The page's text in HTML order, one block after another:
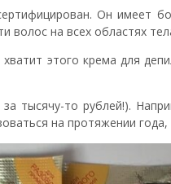
Он имеет
волос на всех областях
этого крема для
за тысячу-то рублей!).
на протяжении